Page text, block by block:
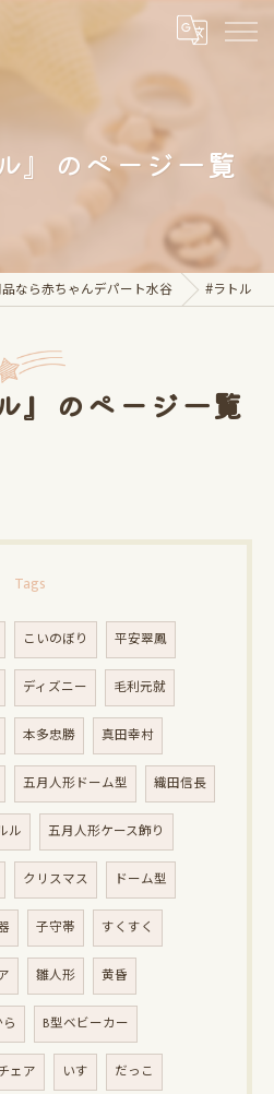
』のページ一覧
なら赤ちゃんデパート水谷 #ラトル
』のページ一覧
Tags
こいのぼり 平安翠鳳
ディズニー 毛利元就
本多忠勝 真田幸村
五月人形ドーム型 織田信長
ル 五月人形ケース飾り
クリスマス ドーム型
子守帯 すくすく
雛人形 黄昏
B型ベビーカー
ェア いす だっこ